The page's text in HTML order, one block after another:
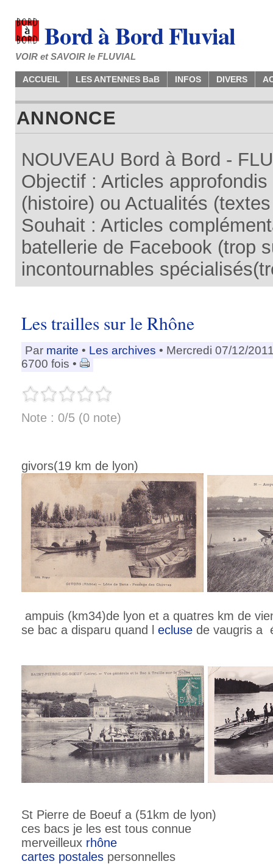
Bord à Bord Fluvial
VOIR et SAVOIR le FLUVIAL
ACCUEIL LES ANTENNES BaB INFOS DIVERS
ANNONCE
NOUVEAU Bord à Bord -
Objectif : Articles
(histoire) ou Actualités
Souhait : Articles
batellerie de Facebook (trop
incontournables
Les trailles sur le Rhône
Par marite • Les archives • Mercredi 07/12/
6700 fois •
Note : 0/5 (0 note)
givors(19 km de lyon)
ampuis (km34)de lyon et a quatres km de
se bac a disparu quand l ecluse de vaugris a
St Pierre de Boeuf a (51km de lyon)
ces bacs je les est tous connue
merveilleux rhône
cartes postales personnelles